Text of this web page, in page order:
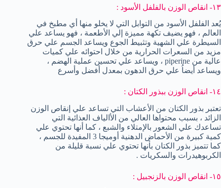
١٣- انقاص الوزن بالفلفل الأسود :
يُعد الفلفل الأسود من التوابل التي لا يخلو منها أي مطبخ في
العالم ، فهو يضيف تكهة مميزة إلي الأطعمة ، فهو يساعد علي
السيطرة علي الشهية وتثبيط الجوع ويساعد الجسم علي حرق
مزيد من السعرات الحرارية من خلال احتوائه علي كميات
عالية من piperine ، ويساعد علي تحسين عملية الهضم ،
ويساعد أيضاُ علي حرق الدهون بمعدل أفضل وأسرع
١٤- انقاص الوزن ببذور الكتان :
تعتبر بذور الكتان من الأعشاب التي تساعد علي إنقاص الوزن
الزائد ، بسبب محتواها العالي من الأالياف العذائية التي
تساعدك علي الشعور بالإمتلاء والشبع ، كما أنها تحتوي علي
كمية كبيرة من الأحماض الدهنية أوميجا 3 المفيدة للجسم ،
كما تتميز بذور الكتان بأنها تحتوي علي نسبة قليلة من
الكربوهيدرات والسكريات .
١٥- انقاص الوزن بالزنجبيل :